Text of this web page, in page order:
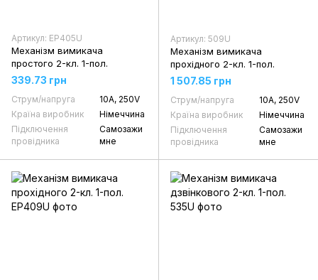
Артикул: EP405U
Механізм вимикача
простого 2-кл. 1-пол.
339.73 грн
Струм/напруга
10А, 250V
Країна виробник
Німеччина
Підключення
провідника
Самозажи
мне
Артикул: 509U
Механізм вимикача
прохідного 2-кл. 1-пол.
1 507.85 грн
Струм/напруга
10А, 250V
Країна виробник
Німеччина
Підключення
провідника
Самозажи
мне